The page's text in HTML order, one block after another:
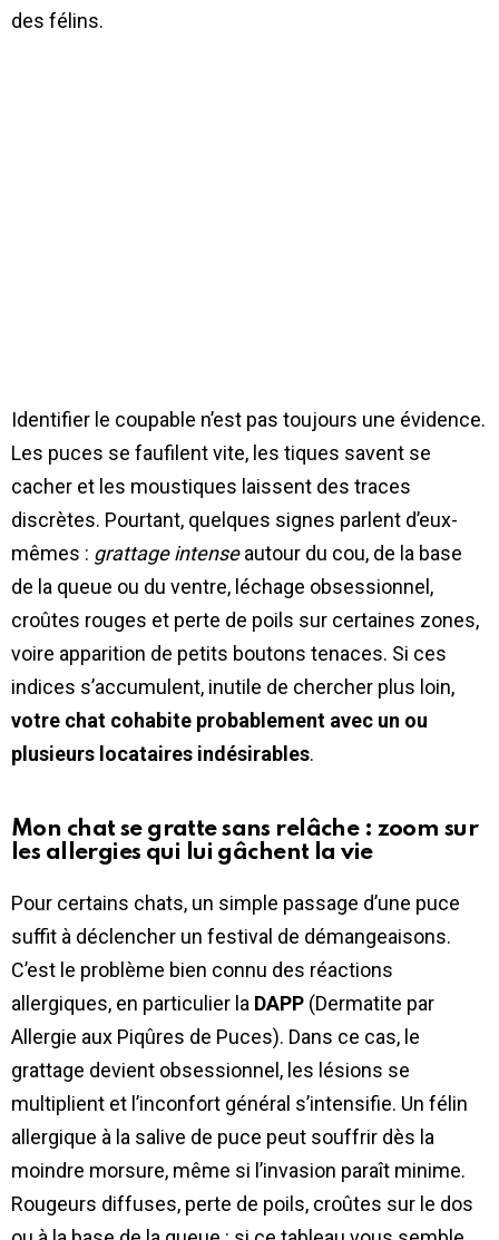
des félins.
Identifier le coupable n’est pas toujours une évidence.
Les puces se faufilent vite, les tiques savent se
cacher et les moustiques laissent des traces
discrètes. Pourtant, quelques signes parlent d’eux-
mêmes : grattage intenseautour du cou, de la base
de la queue ou du ventre, léchage obsessionnel,
croûtes rouges et perte de poils sur certaines zones,
voire apparition de petits boutons tenaces. Si ces
indices s’accumulent, inutile de chercher plus loin,
votre chat cohabite probablement avec un ou
plusieurs locataires indésirables.
Mon chat se gratte sans relâche : zoom sur
les allergies qui lui gâchent la vie
Pour certains chats, un simple passage d’une puce
suffit à déclencher un festival de démangeaisons.
C’est le problème bien connu des réactions
allergiques, en particulier la DAPP (Dermatite par
Allergie aux Piqûres de Puces). Dans ce cas, le
grattage devient obsessionnel, les lésions se
multiplient et l’inconfort général s’intensifie. Un félin
allergique à la salive de puce peut souffrir dès la
moindre morsure, même si l’invasion paraît minime.
Rougeurs diffuses, perte de poils, croûtes sur le dos